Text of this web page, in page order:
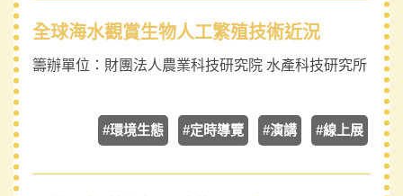
全球海水觀賞生物人工繁殖技術近況
籌辦單位： 財團法人農業科技研究院 水產科技研究所
#環境生態 #定時導覽 #演講 #線上展